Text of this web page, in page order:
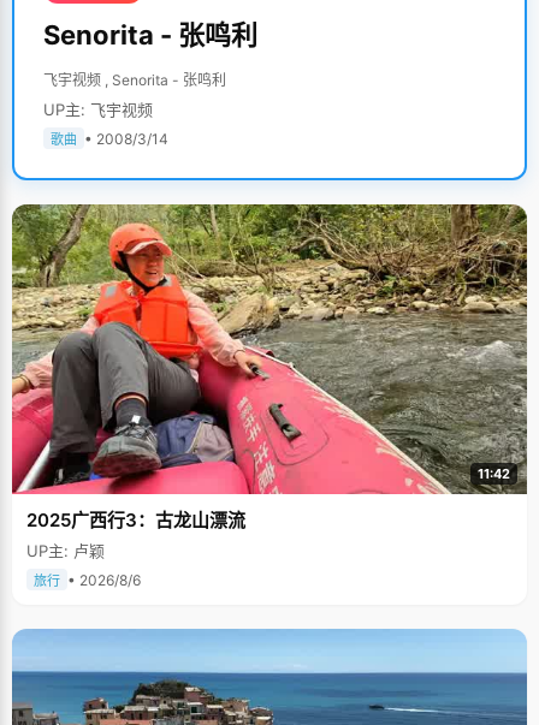
Senorita - 张鸣利
飞宇视频 , Senorita - 张鸣利
UP主: 飞宇视频
歌曲 • 2008/3/14
11:42
2025广西行3：古龙山漂流
UP主: 卢颖
旅行 • 2026/8/6